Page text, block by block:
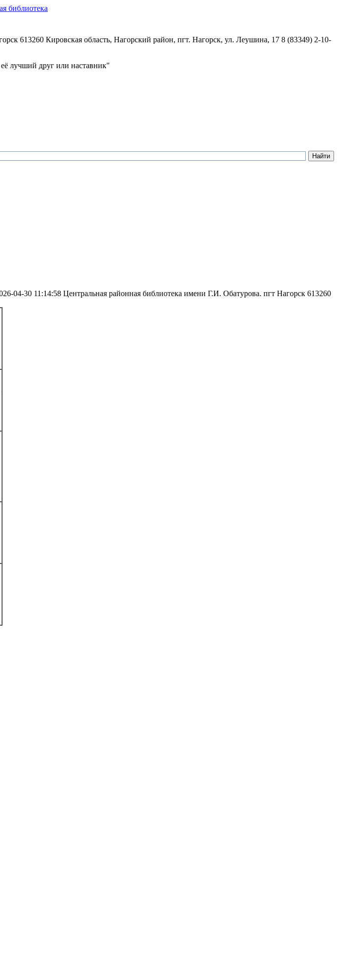
библиотека
613260 Кировская область, Нагорский район, пгт. Нагорск, ул. Леушина, 17 8 (83349) 2-10-
лучший друг или наставник"
04-30 11:14:58 Центральная районная библиотека имени Г.И. Обатурова. пгт Нагорск 613260